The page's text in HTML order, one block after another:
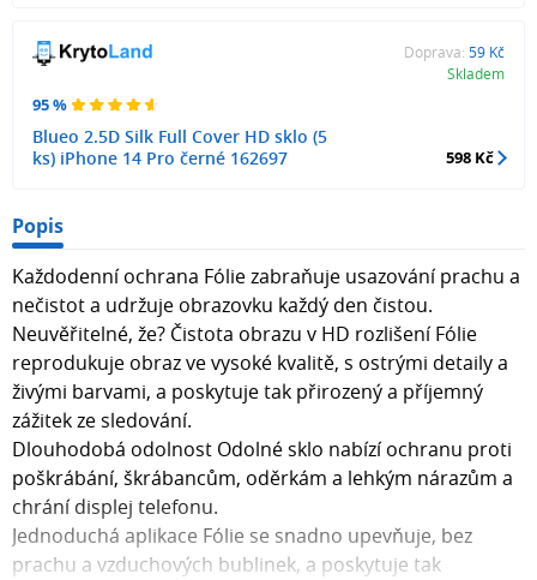
95 %
Blueo 2.5D Silk Full Cover HD sklo (5
ks) iPhone 14 Pro černé 162697
Doprava: 59 Kč
Skladem
598 Kč
Popis
Každodenní ochrana Fólie zabraňuje usazování prachu a
nečistot a udržuje obrazovku každý den čistou.
Neuvěřitelné, že? Čistota obrazu v HD rozlišení Fólie
reprodukuje obraz ve vysoké kvalitě, s ostrými detaily a
živými barvami, a poskytuje tak přirozený a příjemný
zážitek ze sledování.
Dlouhodobá odolnost Odolné sklo nabízí ochranu proti
poškrábání, škrábancům, oděrkám a lehkým nárazům a
chrání displej telefonu.
Jednoduchá aplikace Fólie se snadno upevňuje, bez
prachu a vzduchových bublinek, a poskytuje tak